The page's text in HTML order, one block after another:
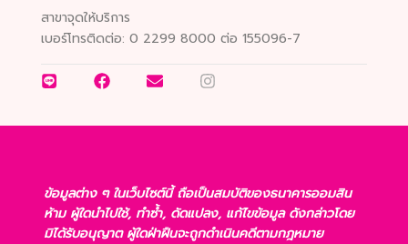
สาขาจุดให้บริการ
เบอร์โทรติดต่อ: 0 2299 8000 ต่อ 155096-7
ข้อมูลต่าง ๆ ในเว็บไซต์นี้ ถือเป็นสมบัติของธนาคารออมสิน
ห้าม ผู้ใดนำไปใช้, ทำซ้ำ, ดัดแปลง, แก้ไขข้อมูล ดังกล่าวโดย
มิได้รับอนุญาต ผู้ใดฝ่าฝืนจะถูกดำเนินคดีตามกฎหมาย